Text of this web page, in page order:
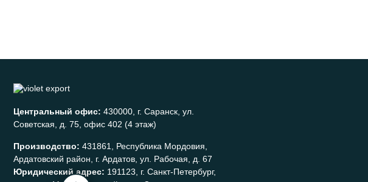
Центральный офис: 430000, г. Саранск, ул.
Советская, д. 75, офис 402 (4 этаж)
Производство: 431861, Республика Мордовия,
Ардатовский район, г. Ардатов, ул. Рабочая, д. 67
Юридический адрес: 191123, г. Санкт-Петербург,